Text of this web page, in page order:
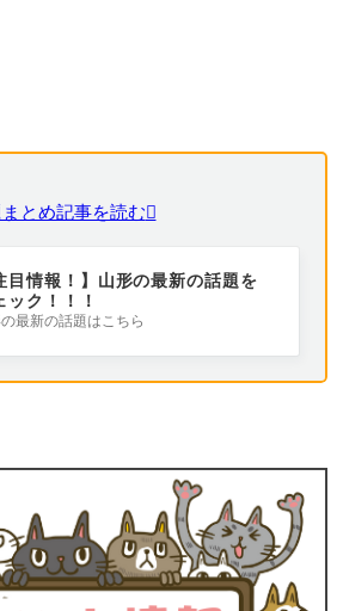
とめ記事を読む
目情報！】山形の最新の話題を
ック！！！
最新の話題はこちら